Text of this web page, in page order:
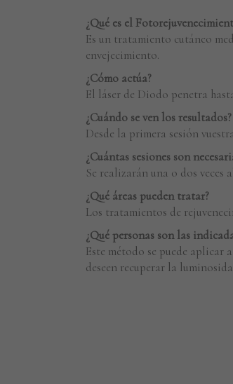
¿Qué es el
Es un tratamiento cutáneo
envejecimiento.
¿Cómo actúa?
El láser de Diodo penetra
¿Cuándo se ven los resultados?
Desde la primera sesión
¿Cuántas sesiones son
Se realizarán una o dos
¿Qué áreas pueden tratar?
Los tratamientos de
¿Qué personas son las
Este método se puede aplicar
deseen recuperar la